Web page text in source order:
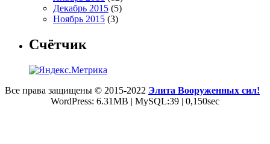
Декабрь 2015 (5)
Ноябрь 2015 (3)
Счётчик
Все права защищены © 2015-2022 Элита Вооруженных сил!
WordPress: 6.31MB | MySQL:39 | 0,150sec